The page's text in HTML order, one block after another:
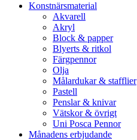
Konstnärsmaterial
Akvarell
Akryl
Block & papper
Blyerts & ritkol
Färgpennor
Olja
Målardukar & stafflier
Pastell
Penslar & knivar
Vätskor & övrigt
Uni Posca Pennor
Månadens erbjudande